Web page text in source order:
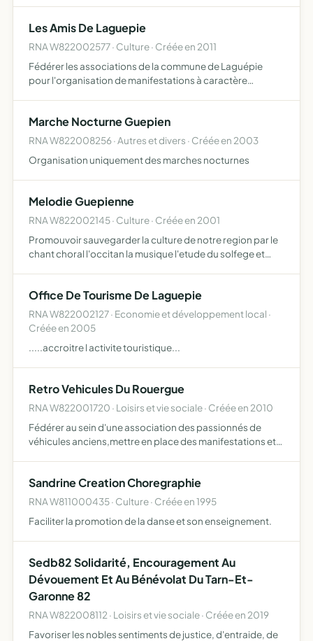
Les Amis De Laguepie
RNA W822002577 · Culture · Créée en 2011
Fédérer les associations de la commune de Laguépie
pour l'organisation de manifestations à caractère
Marche Nocturne Guepien
RNA W822008256 · Autres et divers · Créée en 2003
Organisation uniquement des marches nocturnes
Melodie Guepienne
RNA W822002145 · Culture · Créée en 2001
Promouvoir sauvegarder la culture de notre region par le
chant choral l'occitan la musique l'etude du solfege et
Office De Tourisme De Laguepie
RNA W822002127 · Economie et développement local ·
Créée en 2005
.....accroitre l activite touristique...
Retro Vehicules Du Rouergue
RNA W822001720 · Loisirs et vie sociale · Créée en 2010
Fédérer au sein d'une association des passionnés de
véhicules anciens,mettre en place des manifestations et
restau…
Sandrine Creation Choregraphie
RNA W811000435 · Culture · Créée en 1995
Faciliter la promotion de la danse et son enseignement.
Sedb82 Solidarité, Encouragement Au
Dévouement Et Au Bénévolat Du Tarn-Et-
Garonne 82
RNA W822008112 · Loisirs et vie sociale · Créée en 2019
Favoriser les nobles sentiments de justice, d'entraide, de